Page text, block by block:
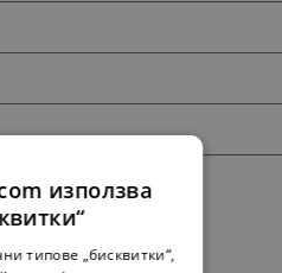
използва
типове „бисквитки“,